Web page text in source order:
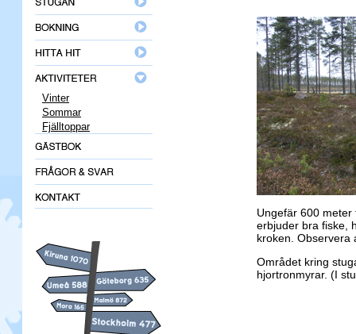
Vinter
Sommar
Fjälltoppar
Ungefär 600
erbjuder bra fiske,
kroken. Observera
Området kring
hjortronmyrar. (I